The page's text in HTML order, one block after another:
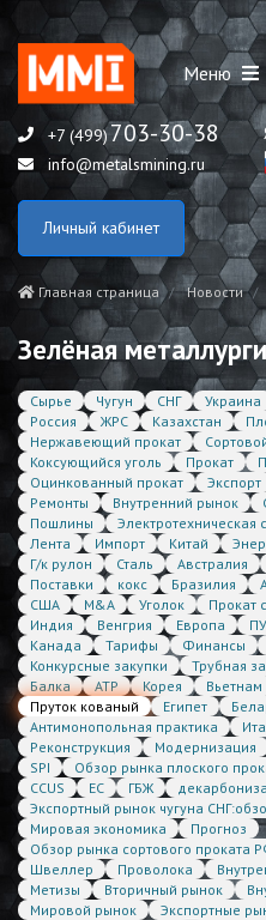
Меню
+7 (499)703-30-38
info@metalsmining.ru
Личный кабинет
Главная страница Новости
Зелёная
Сырье Чугун СНГ Украина
Россия
ЖРС Казахстан
Нержавеющий прокат
Коксующийся уголь
Прокат
Оцинкованный прокат
Экспорт
Ремонты
Внутренний рынок
Пошлины
Электротехническая
Лента
Импорт Китай
Г/к рулон
Сталь Австралия
Поставки
кокс Бразилия
США
M&A Уголок Прокат
Индия
Венгрия Европа
Канада
Тарифы Финансы
Конкурсные закупки
Трубная
Балка
АТР Корея Вьетнам
Пруток кованый
Египет
Антимонопольная практика
Реконструкция
Модернизация
SPI
Обзор рынка плоского
CCUS
ЕС ГБЖ
Экспортный рынок чугуна
Мировая экономика
Прогноз
Обзор рынка сортового проката
Швеллер
Проволока
Метизы
Вторичный рынок
Мировой рынок
Экспортные